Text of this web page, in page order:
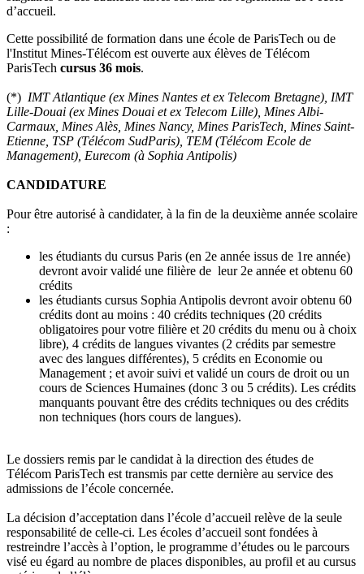
d’accueil.
Cette possibilité de formation dans une école de ParisTech ou de
l'Institut Mines-Télécom est ouverte aux élèves de Télécom
ParisTech cursus 36 mois.
(*) IMT Atlantique (ex Mines Nantes et ex Telecom Bretagne), IMT
Lille-Douai (ex Mines Douai et ex Telecom Lille), Mines Albi-
Carmaux, Mines Alès, Mines Nancy, Mines ParisTech, Mines Saint-
Etienne, TSP (Télécom SudParis), TEM (Télécom Ecole de
Management), Eurecom (à Sophia Antipolis)
CANDIDATURE
Pour être autorisé à candidater, à la fin de la deuxième année scolaire
:
les étudiants du cursus Paris (en 2e année issus de 1re année)
devront avoir validé une filière de leur 2e année et obtenu 60
crédits
les étudiants cursus Sophia Antipolis devront avoir obtenu 60
crédits dont au moins : 40 crédits techniques (20 crédits
obligatoires pour votre filière et 20 crédits du menu ou à choix
libre), 4 crédits de langues vivantes (2 crédits par semestre
avec des langues différentes), 5 crédits en Economie ou
Management ; et avoir suivi et validé un cours de droit ou un
cours de Sciences Humaines (donc 3 ou 5 crédits). Les crédits
manquants pouvant être des crédits techniques ou des crédits
non techniques (hors cours de langues).
Le dossiers remis par le candidat à la direction des études de
Télécom ParisTech est transmis par cette dernière au service des
admissions de l’école concernée.
La décision d’acceptation dans l’école d’accueil relève de la seule
responsabilité de celle-ci. Les écoles d’accueil sont fondées à
restreindre l’accès à l’option, le programme d’études ou le parcours
visé eu égard au nombre de places disponibles, au profil et au cursus